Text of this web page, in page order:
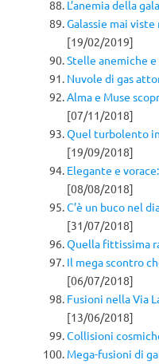
L’anemia della
Galassie mai
[19/02/2019]
Stelle anemiche
Nuvole di gas
Alma e Muse
[07/11/2018]
Quel turbolento
[19/09/2018]
Elegante e
[08/08/2018]
C’è un buco nel
[31/07/2018]
Quella fittissima
Il mega scontro
[06/07/2018]
Fusioni nella Via
[13/06/2018]
Collisioni
Mega-fusioni di